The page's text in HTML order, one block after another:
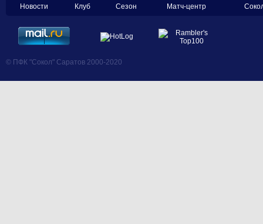
Новости Клуб Сезон Матч-центр
© ПФК "Сокол" Саратов 2000-2020